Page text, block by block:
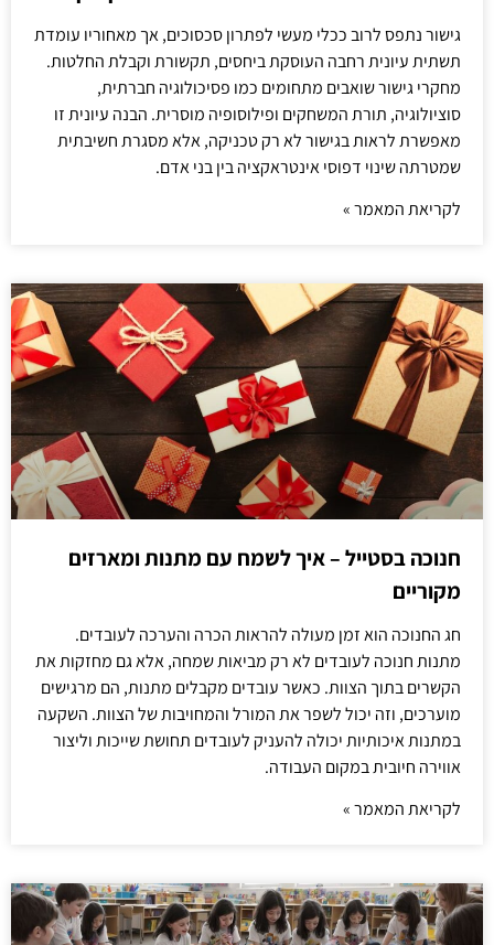
גישור נתפס לרוב ככלי מעשי לפתרון סכסוכים, אך מאחוריו עומדת
תשתית עיונית רחבה העוסקת ביחסים, תקשורת וקבלת החלטות.
מחקרי גישור שואבים מתחומים כמו פסיכולוגיה חברתית,
סוציולוגיה, תורת המשחקים ופילוסופיה מוסרית. הבנה עיונית זו
מאפשרת לראות בגישור לא רק טכניקה, אלא מסגרת חשיבתית
שמטרתה שינוי דפוסי אינטראקציה בין בני אדם.
לקריאת המאמר »
חנוכה בסטייל – איך לשמח עם מתנות ומארזים
מקוריים
חג החנוכה הוא זמן מעולה להראות הכרה והערכה לעובדים.
מתנות חנוכה לעובדים לא רק מביאות שמחה, אלא גם מחזקות את
הקשרים בתוך הצוות. כאשר עובדים מקבלים מתנות, הם מרגישים
מוערכים, וזה יכול לשפר את המורל והמחויבות של הצוות. השקעה
במתנות איכותיות יכולה להעניק לעובדים תחושת שייכות וליצור
אווירה חיובית במקום העבודה.
לקריאת המאמר »